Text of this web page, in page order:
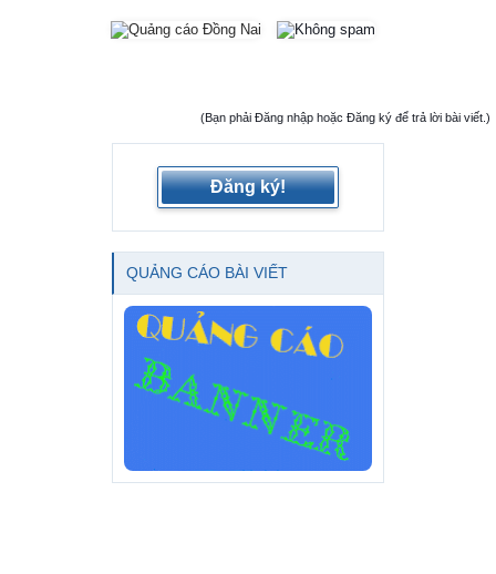
(Bạn phải Đăng nhập hoặc Đăng ký để trả lời bài viết.)
Đăng ký!
QUẢNG CÁO BÀI VIẾT